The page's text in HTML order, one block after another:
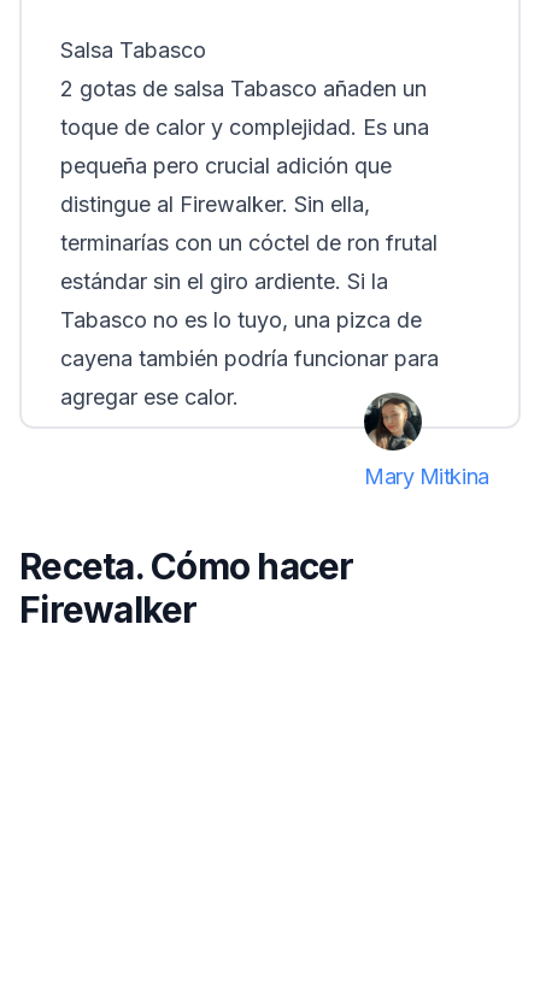
Salsa Tabasco
2 gotas de salsa Tabasco añaden un
toque de calor y complejidad. Es una
pequeña pero crucial adición que
distingue al Firewalker. Sin ella,
terminarías con un cóctel de ron frutal
estándar sin el giro ardiente. Si la
Tabasco no es lo tuyo, una pizca de
cayena también podría funcionar para
agregar ese calor.
Mary Mitkina
Receta. Cómo hacer
Firewalker